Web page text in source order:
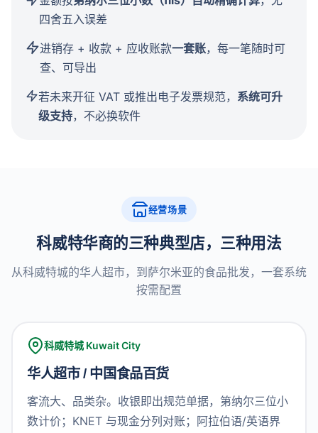
四舍五入误差
进销存 + 收款 + 应收账款一套账，每一笔随时可
查、可导出
若未来开征 VAT 或推出电子发票规范， 系统可升
级支持，不必换软件
经营场景
科威特华商的三种典型店，三种用法
从科威特城的华人超市，到萨尔米亚的食品批发，一套系统
按需配置
科威特城 Kuwait City
华人超市 / 中国食品百货
客流大、品类杂。收银即出规范单据，第纳尔三位小
数计价；KNET 与现金分列对账；阿拉伯语/英语界